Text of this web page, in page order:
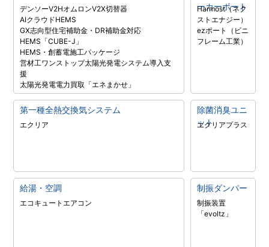
デンソーV2HオムロンV2X切替器
AIクラウドHEMS
GX志向型住宅補助金・DR補助金対応
HEMS「CUBE-J」
HEMS・創蓄電施工パッケージ
営材工ワンストップ太陽光発電システム導入支
援
太陽光発電電力買取「エネまかせ」
ーカーポート
Harmost（ネク
ストエナジー）
ezポート（ビニ
フレーム工業）
第一種全熱交換気システム
エクリア
除菌消臭ユニ
ット
エクリアプラス
給湯・空調
エコキュートエアコン
制振ダンパー
制振装置
「evoltz」